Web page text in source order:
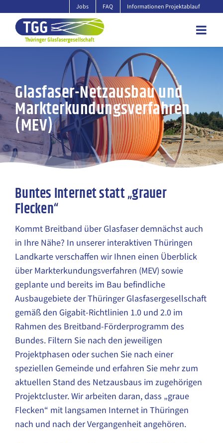
Inhalt
springen
Jobs FAQ Informationen Projektablauf
Glasfaser-Netzausbau und
Markterkundungsverfahren
(MEV)
Buntes Internet statt „grauer
Flecken“
Kommt Breitband über Glasfaser demnächst auch
in Ihre Nähe? In unserer interaktiven Thüringen
Landkarte verschaffen wir Ihnen einen Überblick
über Markterkundungsverfahren (MEV) sowie
geplante und bereits im Bau befindliche
Ausbaugebiete der Thüringer Glasfasergesellschaft
gemäß den Gigabit-Richtlinien 1.0 und 2.0 im
Rahmen des Breitband-Förderprogramm des
Bundes. Filtern Sie nach den jeweiligen
Projektphasen oder suchen Sie nach einer
speziellen Gemeinde und erfahren Sie mehr zum
aktuellen Stand des Netzausbaus im zugehörigen
Projektcluster. Wir arbeiten daran, dass „graue
Flecken“ mit langsamen Internet in Thüringen
nach und nach der Vergangenheit angehören.